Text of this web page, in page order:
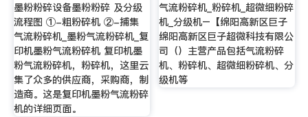
墨粉粉碎设备墨粉粉碎 及分级
流程图 ①-粗粉碎机 ②-捕集
气流粉碎机_墨粉气流粉碎机_复
印机墨粉气流粉碎机 复印机墨
粉气流粉碎机，粉碎机，这里云
集了众多的供应商，采购商，制
造商。这是复印机墨粉气流粉碎
机的详细页面。
气流粉碎机_粉碎机_超微细粉碎
机_分级机–【绵阳高新区巨子
绵阳高新区巨子超微科技有限公
司（）主营产品包括气流粉碎
机、粉碎机、超微细粉碎机、分
级机等